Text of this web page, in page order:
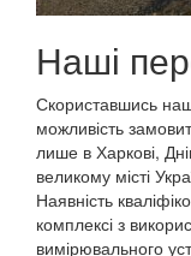
Наші
Скориставшись
можливість
лише в Харкові,
великому місті
Наявність
комплексі з
вимірювального